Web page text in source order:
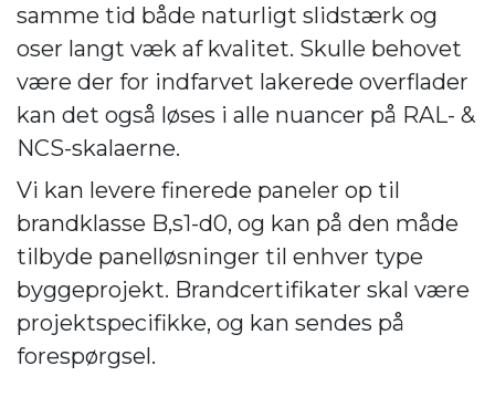
samme tid både naturligt slidstærk og
oser langt væk af kvalitet. Skulle behovet
være der for indfarvet lakerede overflader
kan det også løses i alle nuancer på RAL- &
NCS-skalaerne.
Vi kan levere finerede paneler op til
brandklasse B,s1-d0, og kan på den måde
tilbyde panelløsninger til enhver type
byggeprojekt. Brandcertifikater skal være
projektspecifikke, og kan sendes på
forespørgsel.